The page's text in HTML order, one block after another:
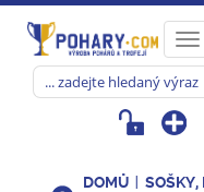
DOMŮ SOŠKY,